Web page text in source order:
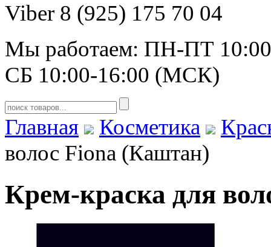
Viber 8 (925) 175 70 04
Мы работаем: ПН-ПТ
СБ 10:00-16:00 (МСК)
Главная Косметика
волос Fiona (Каштан)
Крем-краска для